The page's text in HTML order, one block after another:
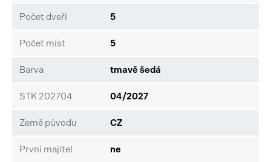
Počet dveří 5
Počet míst 5
Barva tmavě šedá
STK 202704 04/2027
Země původu CZ
První majitel ne